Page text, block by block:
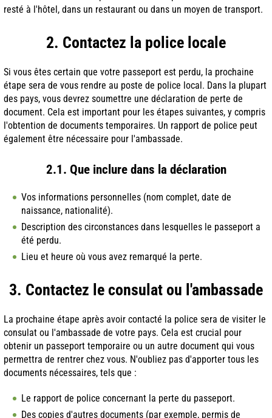
resté à l'hôtel, dans un restaurant ou dans un moyen de transport.
2. Contactez la police locale
Si vous êtes certain que votre passeport est perdu, la prochaine
étape sera de vous rendre au poste de police local. Dans la plupart
des pays, vous devrez soumettre une déclaration de perte de
document. Cela est important pour les étapes suivantes, y compris
l'obtention de documents temporaires. Un rapport de police peut
également être nécessaire pour l'ambassade.
2.1. Que inclure dans la déclaration
Vos informations personnelles (nom complet, date de
naissance, nationalité).
Description des circonstances dans lesquelles le passeport a
été perdu.
Lieu et heure où vous avez remarqué la perte.
3. Contactez le consulat ou l'ambassade
La prochaine étape après avoir contacté la police sera de visiter le
consulat ou l'ambassade de votre pays. Cela est crucial pour
obtenir un passeport temporaire ou un autre document qui vous
permettra de rentrer chez vous. N'oubliez pas d'apporter tous les
documents nécessaires, tels que :
Le rapport de police concernant la perte du passeport.
Des copies d'autres documents (par exemple, permis de